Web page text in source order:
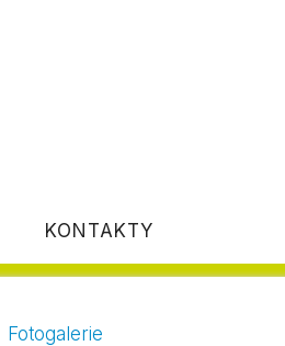
KONTAKTY
Fotogalerie